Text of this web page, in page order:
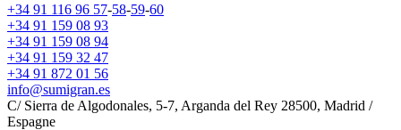
+34 91 116 96 57-58-59-60
+34 91 159 08 93
+34 91 159 08 94
+34 91 159 32 47
+34 91 872 01 56
info@sumigran.es
C/ Sierra de Algodonales, 5-7, Arganda del Rey 28500, Madrid /
Espagne